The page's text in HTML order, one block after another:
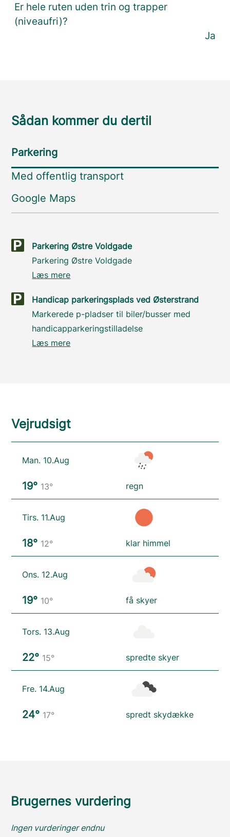
Er hele ruten uden trin og trapper
(niveaufri)?
Ja
Sådan kommer du dertil
Parkering
Med offentlig transport
Google Maps
Parkering Østre Voldgade
Parkering Østre Voldgade
Læs mere
Handicap parkeringsplads ved Østerstrand
Markerede p-pladser til biler/busser med
handicapparkeringstilladelse
Læs mere
Vejrudsigt
Man. 10.Aug
19° 13° regn
Tirs. 11.Aug
18° 12° klar himmel
Ons. 12.Aug
19° 10° få skyer
Tors. 13.Aug
22° 15° spredte skyer
Fre. 14.Aug
24° 17° spredt skydække
Brugernes vurdering
Ingen vurderinger endnu